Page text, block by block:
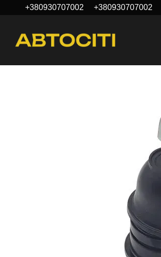
Перейти до основного контенту
+380930707002 +380930707002